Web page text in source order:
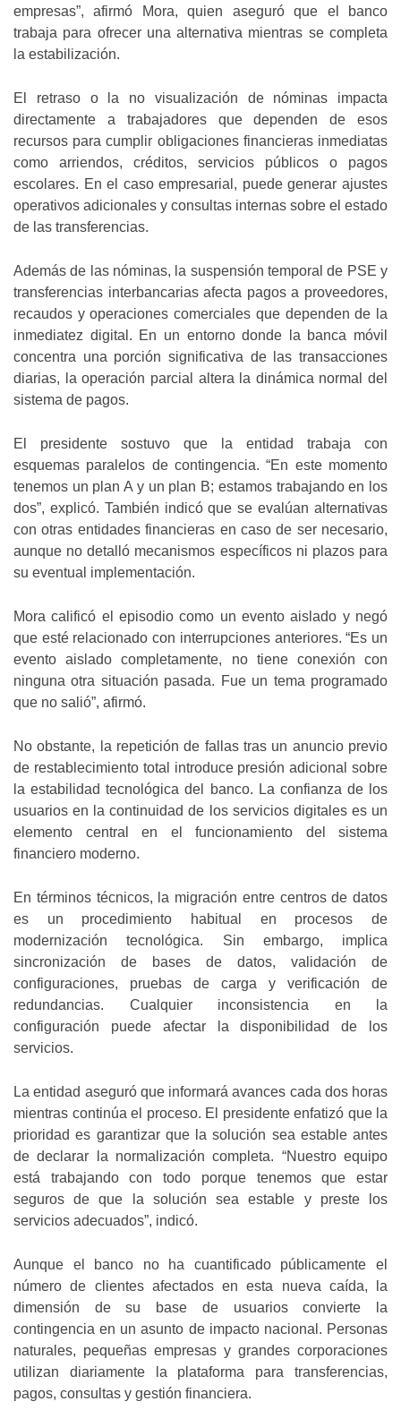
empresas”, afirmó Mora, quien aseguró que el banco
trabaja para ofrecer una alternativa mientras se completa
la estabilización.
El retraso o la no visualización de nóminas impacta
directamente a trabajadores que dependen de esos
recursos para cumplir obligaciones financieras inmediatas
como arriendos, créditos, servicios públicos o pagos
escolares. En el caso empresarial, puede generar ajustes
operativos adicionales y consultas internas sobre el estado
de las transferencias.
Además de las nóminas, la suspensión temporal de PSE y
transferencias interbancarias afecta pagos a proveedores,
recaudos y operaciones comerciales que dependen de la
inmediatez digital. En un entorno donde la banca móvil
concentra una porción significativa de las transacciones
diarias, la operación parcial altera la dinámica normal del
sistema de pagos.
El presidente sostuvo que la entidad trabaja con
esquemas paralelos de contingencia. “En este momento
tenemos un plan A y un plan B; estamos trabajando en los
dos”, explicó. También indicó que se evalúan alternativas
con otras entidades financieras en caso de ser necesario,
aunque no detalló mecanismos específicos ni plazos para
su eventual implementación.
Mora calificó el episodio como un evento aislado y negó
que esté relacionado con interrupciones anteriores. “Es un
evento aislado completamente, no tiene conexión con
ninguna otra situación pasada. Fue un tema programado
que no salió”, afirmó.
No obstante, la repetición de fallas tras un anuncio previo
de restablecimiento total introduce presión adicional sobre
la estabilidad tecnológica del banco. La confianza de los
usuarios en la continuidad de los servicios digitales es un
elemento central en el funcionamiento del sistema
financiero moderno.
En términos técnicos, la migración entre centros de datos
es un procedimiento habitual en procesos de
modernización tecnológica. Sin embargo, implica
sincronización de bases de datos, validación de
configuraciones, pruebas de carga y verificación de
redundancias. Cualquier inconsistencia en la
configuración puede afectar la disponibilidad de los
servicios.
La entidad aseguró que informará avances cada dos horas
mientras continúa el proceso. El presidente enfatizó que la
prioridad es garantizar que la solución sea estable antes
de declarar la normalización completa. “Nuestro equipo
está trabajando con todo porque tenemos que estar
seguros de que la solución sea estable y preste los
servicios adecuados”, indicó.
Aunque el banco no ha cuantificado públicamente el
número de clientes afectados en esta nueva caída, la
dimensión de su base de usuarios convierte la
contingencia en un asunto de impacto nacional. Personas
naturales, pequeñas empresas y grandes corporaciones
utilizan diariamente la plataforma para transferencias,
pagos, consultas y gestión financiera.